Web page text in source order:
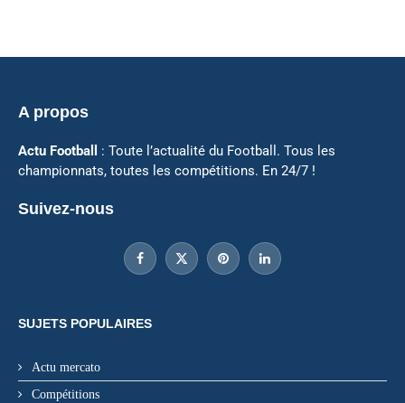
A propos
Actu Football
: Toute l’actualité du Football. Tous les
championnats, toutes les compétitions. En 24/7 !
Suivez-nous
SUJETS POPULAIRES
Actu mercato
Compétitions